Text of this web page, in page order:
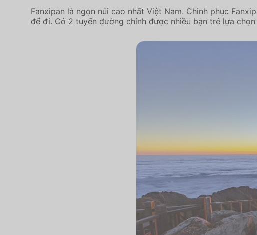
Fanxipan là ngọn núi cao nhất Việt Nam. Chinh phục
để đi. Có 2 tuyến đường chính được nhiều bạn trẻ lựa